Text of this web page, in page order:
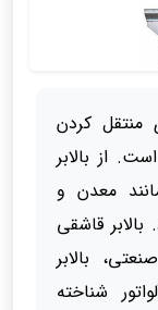
منتقل کردن
از بالابر
معدن و
قاشقی
بالابر
شناخته